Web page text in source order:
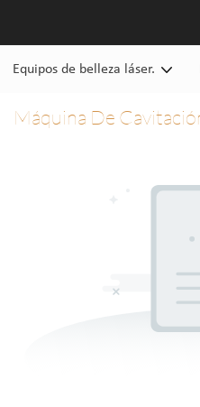
Equipos de belleza láser.
Máquina De